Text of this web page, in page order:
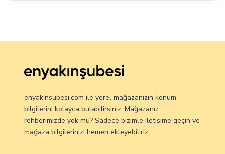
enyakinsubesi.com ile yerel mağazanızın konum
bilgilerini kolayca bulabilirsiniz. Mağazanız
rehberimizde yok mu? Sadece bizimle iletişime geçin ve
mağaza bilgilerinizi hemen ekleyebiliriz.